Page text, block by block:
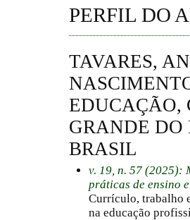
PERFIL DO
TAVARES,
EDUCAÇÃO,
GRANDE DO
BRASIL
v. 19, n. 57 (2025):
práticas de ensino
Currículo, trabalho
na educação